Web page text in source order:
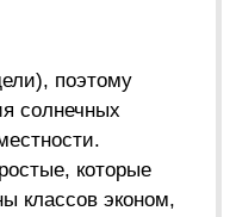
поэтому
солнечных
которые
классов эконом,